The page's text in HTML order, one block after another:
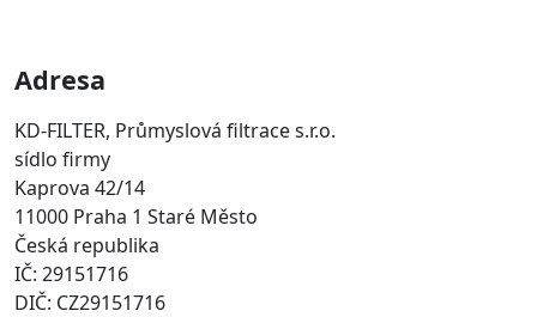
Adresa
KD-FILTER, Průmyslová filtrace s.r.o.
sídlo firmy
Kaprova 42/14
11000 Praha 1 Staré Město
Česká republika
IČ: 29151716
DIČ: CZ29151716